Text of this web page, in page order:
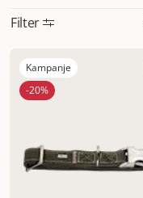
Filter
Mest relevant
Nytt
Lavest pris
Tilbud
Kampanje
-20%